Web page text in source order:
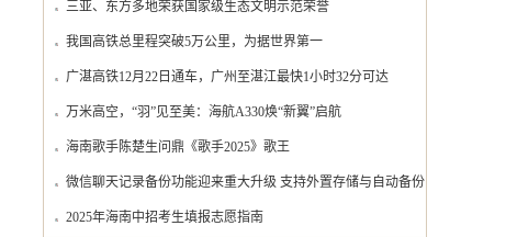
三亚、东方多地荣获国家级生态文明示范荣誉
我国高铁总里程突破5万公里，为据世界第一
广湛高铁12月22日通车，广州至湛江最快1小时32分可达
万米高空，“羽”见至美：海航A330焕“新翼”启航
海南歌手陈楚生问鼎《歌手2025》歌王
微信聊天记录备份功能迎来重大升级 支持外置存储与自动备份
2025年海南中招考生填报志愿指南